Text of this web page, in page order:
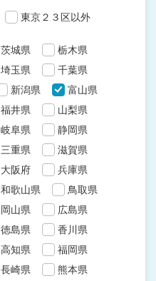
東京２３区以外
茨城県
栃木県
埼玉県
千葉県
新潟県
富山県
福井県
山梨県
岐阜県
静岡県
三重県
滋賀県
大阪府
兵庫県
和歌山県
鳥取県
岡山県
広島県
徳島県
香川県
高知県
福岡県
長崎県
熊本県